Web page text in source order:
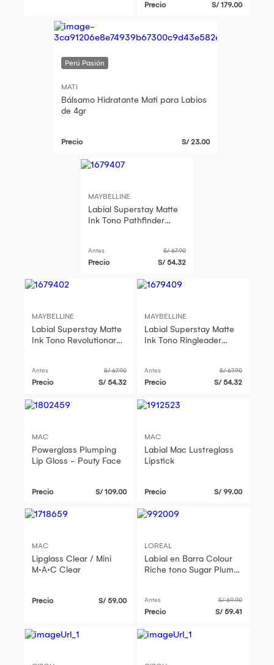
Precio S/ 179.00
MATI
Bálsamo Hidratante Mati para Labios
de 4gr
Precio S/ 23.00
MAYBELLINE
Labial Superstay Matte
Ink Tono Pathfinder
Antes S/ 67.90
Precio S/ 54.32
MAYBELLINE
Labial Superstay Matte
Ink Tono Revolutionary
Antes S/ 67.90
Precio S/ 54.32
MAYBELLINE
Labial Superstay Matte
Ink Tono Ringleader
Antes S/ 67.90
Precio S/ 54.32
MAC
Powerglass Plumping
Lip Gloss - Pouty Face
Precio S/ 109.00
MAC
Labial Mac Lustreglass
Lipstick
Precio S/ 99.00
MAC
Lipglass Clear / Mini
M·A·C Clear
Precio S/ 59.00
LOREAL
Labial en Barra Colour
Riche tono Sugar Plum
Antes S/ 69.90
Precio S/ 59.41